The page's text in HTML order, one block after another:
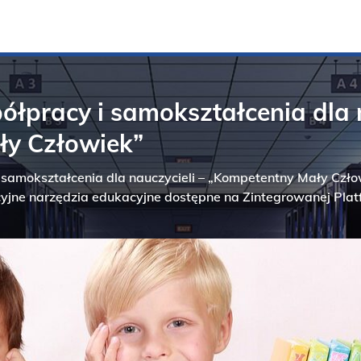
i samokształcenia dla
Człowiek”
dla nauczycieli – „Kompetentny Mały
narzędzia edukacyjne dostępne na Zintegrowanej